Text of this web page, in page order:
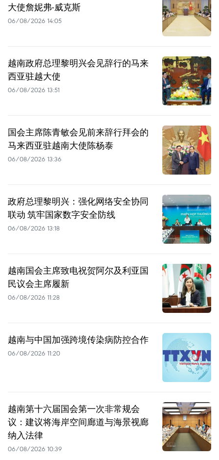
大使詹妮弗·威克斯
06/08/2026 14:05
越南政府总理黎明兴会见辞行的马来
西亚驻越大使
06/08/2026 13:51
国会主席陈青敏会见前来辞行拜会的
马来西亚驻越南大使陈杨泰
06/08/2026 13:36
政府总理黎明兴：强化网络安全协同
联动 筑牢国家数字安全防线
06/08/2026 13:18
越南国会主席致电祝贺阿尔及利亚国
民议会主席履新
06/08/2026 11:28
越南与中国加强跨境传染病防控合作
06/08/2026 11:20
越南第十六届国会第一次非常规会
议：建议将海岸空间廊道与海景视廊
纳入法律
06/08/2026 10:39